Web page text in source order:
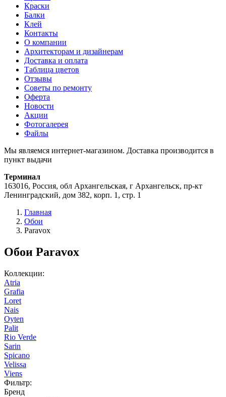
Краски
Балки
Клей
Контакты
О компании
Архитекторам и дизайнерам
Доставка и оплата
Таблица цветов
Отзывы
Советы по ремонту
Оферта
Новости
Акции
Фотогалерея
Файлы
Мы являемся интернет-магазином. Доставка производится в
пункт выдачи
Терминал
163016, Россия, обл Архангельская, г Архангельск, пр-кт
Ленинградский, дом 382, корп. 1, стр. 1
Главная
Обои
Paravox
Обои Paravox
Коллекции:
Atria
Grafia
Loret
Nais
Oyten
Palit
Rio Verde
Sarin
Spicano
Velissa
Viens
Фильтр:
Бренд